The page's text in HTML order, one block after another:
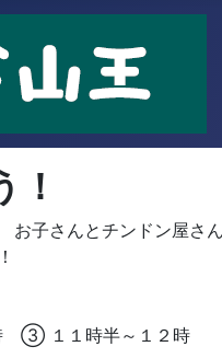
お子さんとチンドン屋さ
③ １１時半～１２時